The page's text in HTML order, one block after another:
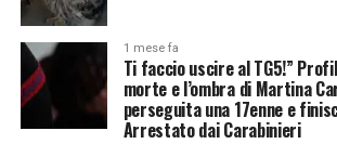
1 mese fa
Ti faccio uscire al TG5!”
morte e l’ombra di Martina
perseguita una 17enne e
Arrestato dai Carabinieri